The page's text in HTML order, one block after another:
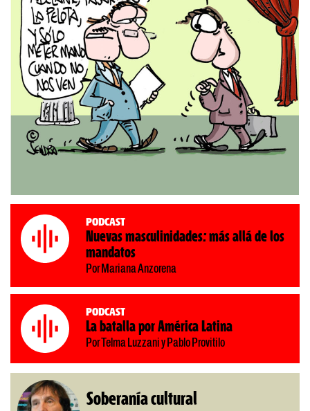
Podcast
Nuevas masculinidades: más allá de los
mandatos
Por Mariana Anzorena
Podcast
La batalla por América Latina
Por Telma Luzzani y Pablo Provitilo
Soberanía cultural